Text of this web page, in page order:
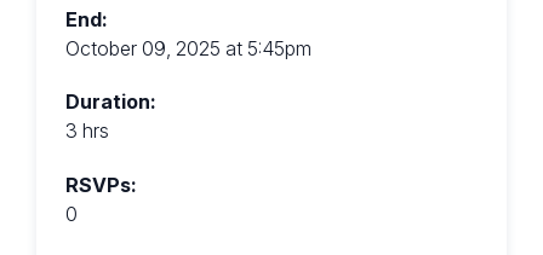
End:
October 09, 2025 at 5:45pm
Duration:
3 hrs
RSVPs:
0